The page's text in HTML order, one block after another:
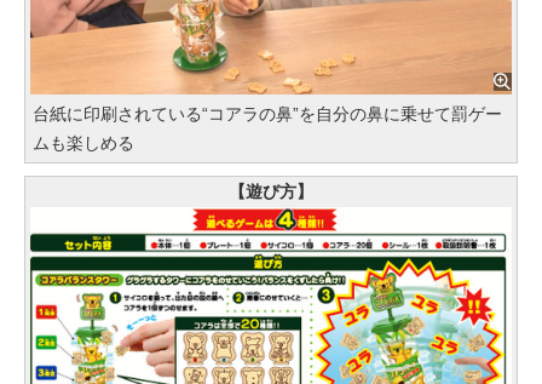
台紙に印刷されている“コアラの鼻”を自分の鼻に乗せて罰ゲー
ムも楽しめる
【遊び方】